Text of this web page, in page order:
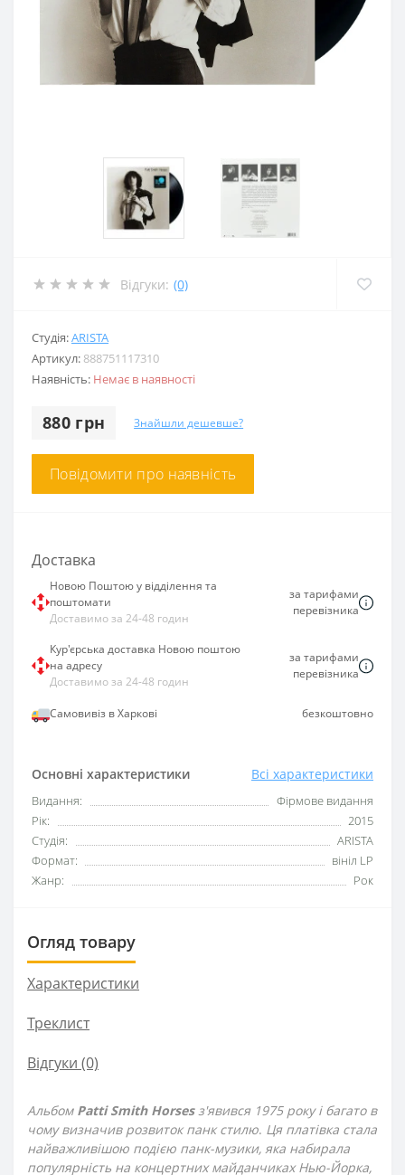
Відгуки: (0)
Студія:ARISTA
Артикул: 888751117310
Наявність: Немає в наявності
880 грн Знайшли дешевше?
Повідомити про наявність
Основні характеристики Всі характеристики
Видання:
Фірмове видання
Рік:
2015
Студія:
ARISTA
Формат:
вініл LP
Жанр:
Рок
Доставка
Новою Поштою у відділення та
поштомати
Доставимо за 24-48 годин
за тарифами
перевізника
Кур'єрська доставка Новою поштою
на адресу
Доставимо за 24-48 годин
за тарифами
перевізника
Самовивіз в Харкові безкоштовно
Огляд товару
Характеристики
Треклист
Відгуки (0)
Альбом Patti Smith Horsesз'явився 1975 року і багато в
чому визначив розвиток панк стилю. Ця платівка стала
найважливішою подією панк-музики, яка набирала
популярність на концертних майданчиках Нью-Йорка,